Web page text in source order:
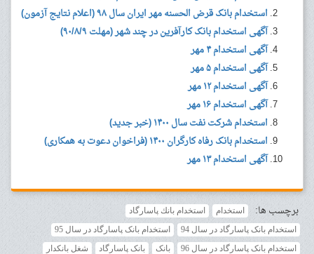
استخدام بانک قرض الحسنه مهر ایران سال ۹۸ (اعلام نتایج آزمون)
آگهی استخدام بانک کارآفرین در چند شهر (مهلت ۹۰/۸/۹)
آگهی استخدام ۴ مهر
آگهی استخدام ۵ مهر
آگهی استخدام ۱۲ مهر
آگهی استخدام ۱۶ مهر
استخدام شرکت نفت سال ۱۴۰۰ (خبر جدید)
استخدام بانک رفاه کارگران ۱۴۰۰ (فراخوان دعوت به همکاری)
آگهی استخدام ۱۳ مهر
برچسب ها: استخدام
استخدام بانك پاسارگاد
استخدام بانک پاسارگاد در سال 94
استخدام بانک پاسارگاد در سال 95
استخدام بانک پاسارگاد در سال 96
بانک بانک پاسارگاد
شغل بانکدار